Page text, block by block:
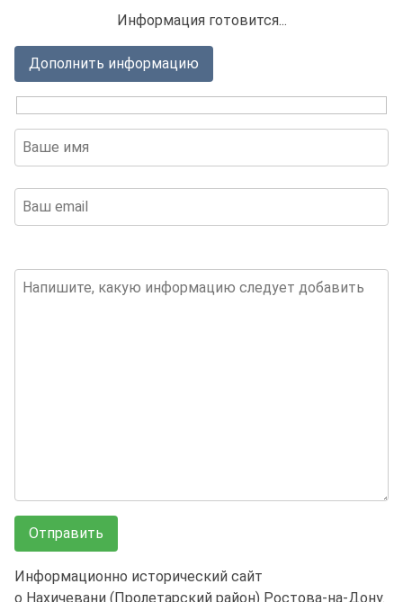
Информация готовится...
Дополнить информацию
Информационно исторический сайт
о Нахичевани (Пролетарский район) Ростова-на-Дону.